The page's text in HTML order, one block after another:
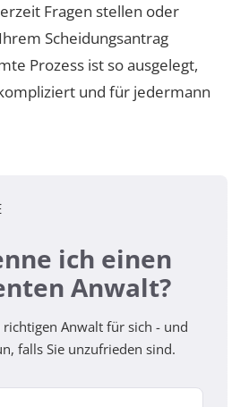
Fragen stellen oder
Scheidungsantrag
Prozess ist so ausgelegt,
und für jedermann
ich einen
Anwalt?
richtigen Anwalt für sich - und
falls Sie unzufrieden sind.